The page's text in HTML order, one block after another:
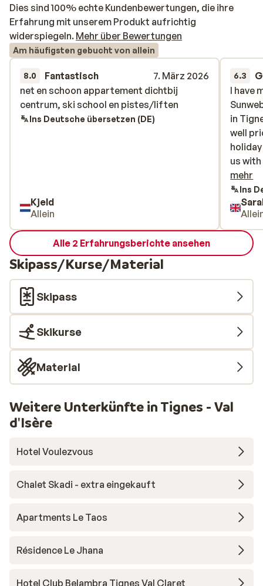
Dies sind 100% echte Kundenbewertungen, die ihre
Erfahrung mit unserem Produkt aufrichtig
widerspiegeln. Mehr über Bewertungen
Am häufigsten gebucht von allein
8.0 Fantastisch
7. März 2026
net en schoon appartement dichtbij
centrum, ski school en pistes/liften
net en schoon appartement dichtbij
centrum, ski school en pistes/liften
Ins Deutsche übersetzen (DE)
Kjeld
Allein
6.3
I have
in
well
us
super
town,
my
girl
pretty
and
had all
room.
I have
in
well
us
mehr
Ins
Alle 2 Erfahrungsberichte ansehen
Skipass/Kurse/Material
Skipass
Skikurse
Material
Weitere Unterkünfte in Tignes - Val
d'Isère
Hotel Voulezvous
Chalet Skadi - extra eingekauft
Apartments Le Taos
Résidence Le Jhana
Hotel Club Belambra Tignes Val Claret